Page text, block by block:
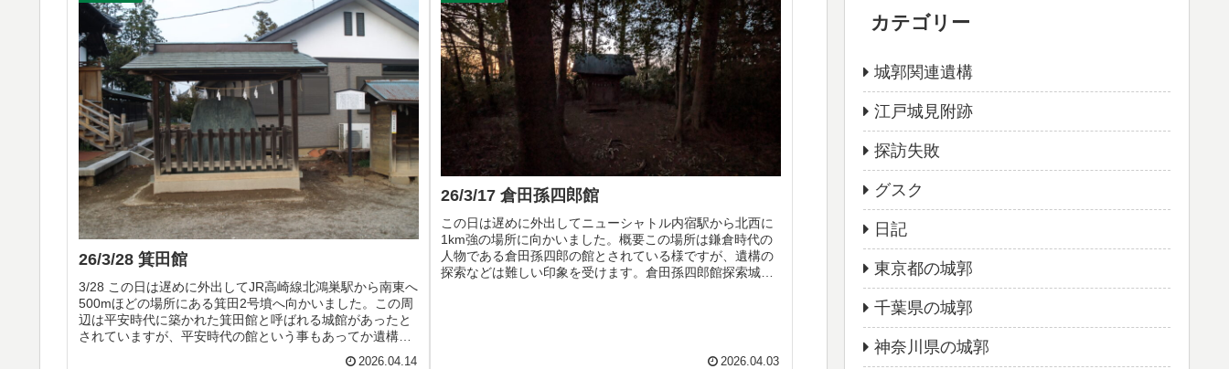
26/3/28 箕田館
3/28 この日は遅めに外出してJR高崎線北鴻巣駅から南東へ
500mほどの場所にある箕田2号墳へ向かいました。この周
辺は平安時代に築かれた箕田館と呼ばれる城館があったと
されていますが、平安時代の館という事もあってか遺構は
2026.04.14
26/3/17 倉田孫四郎館
この日は遅めに外出してニューシャトル内宿駅から北西に
1km強の場所に向かいました。概要この場所は鎌倉時代の
人物である倉田孫四郎の館とされている様ですが、遺構の
探索などは難しい印象を受けます。倉田孫四郎館探索城域
2026.04.03
カテゴリー
城郭関連遺構
江戸城見附跡
探訪失敗
グスク
日記
東京都の城郭
千葉県の城郭
神奈川県の城郭